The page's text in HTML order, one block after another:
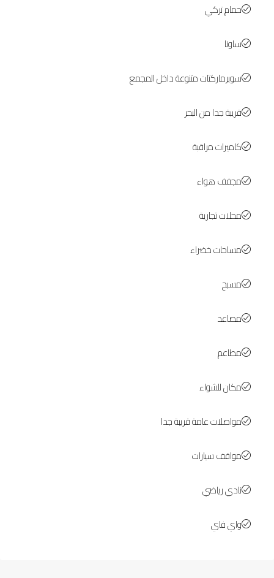
حمام تركي
ساونا
سوبرماركتات متنوعة داخل المجمع
قريبة جدا من البحر
كاميرات مراقبة
مجفف هواء
محلات تجارية
مساحات خضراء
مسبح
مصاعد
مطاعم
مكان للشواء
مواصلات عامة قريبة جدا
مواقف سيارات
نادي رياضي
واي فاي